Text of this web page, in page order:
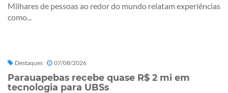
Milhares de pessoas ao redor do mundo relatam experiências
como...
Destaques 07/08/2026
Parauapebas recebe quase R$ 2 mi em
tecnologia para UBSs